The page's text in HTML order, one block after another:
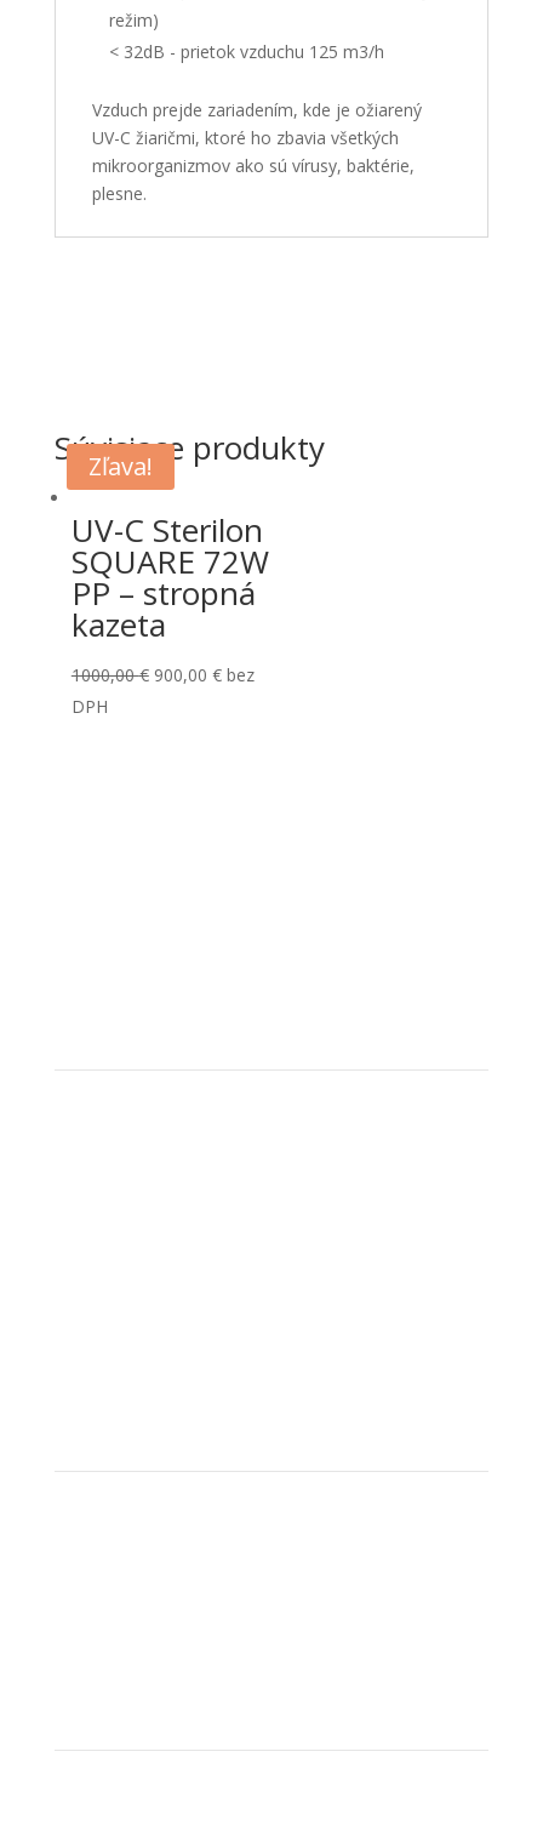
režim)
< 32dB - prietok vzduchu 125 m3/h
Vzduch prejde zariadením, kde je ožiarený
UV-C žiaričmi, ktoré ho zbavia všetkých
mikroorganizmov ako sú vírusy, baktérie,
plesne.
Súvisiace produkty
Zľava!
UV-C Sterilon
SQUARE 72W
PP – stropná
kazeta
1000,00€ Original
900,00 €Current
bez
DPH